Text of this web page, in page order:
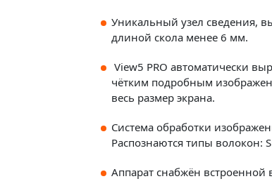
Уникальный узел сведения,
длиной скола менее 6 мм.
View5 PRO автоматически
чётким подробным
весь размер экрана.
Система обработки
Распознаются типы волокон:
Аппарат снабжён встроенной